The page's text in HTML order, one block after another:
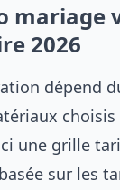
mariage
2026
dépend
choisis
une grille
sur les